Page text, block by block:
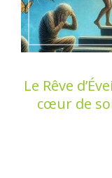
Le Rêve
cœur de